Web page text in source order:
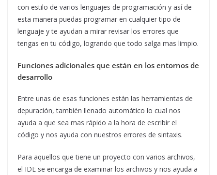
con estilo de varios lenguajes de programación y así de
esta manera puedas programar en cualquier tipo de
lenguaje y te ayudan a mirar revisar los errores que
tengas en tu código, logrando que todo salga mas limpio.
Funciones adicionales que están en los entornos de
desarrollo
Entre unas de esas funciones están las herramientas de
depuración, también llenado automático lo cual nos
ayuda a que sea mas rápido a la hora de escribir el
código y nos ayuda con nuestros errores de sintaxis.
Para aquellos que tiene un proyecto con varios archivos,
el IDE se encarga de examinar los archivos y nos ayuda a